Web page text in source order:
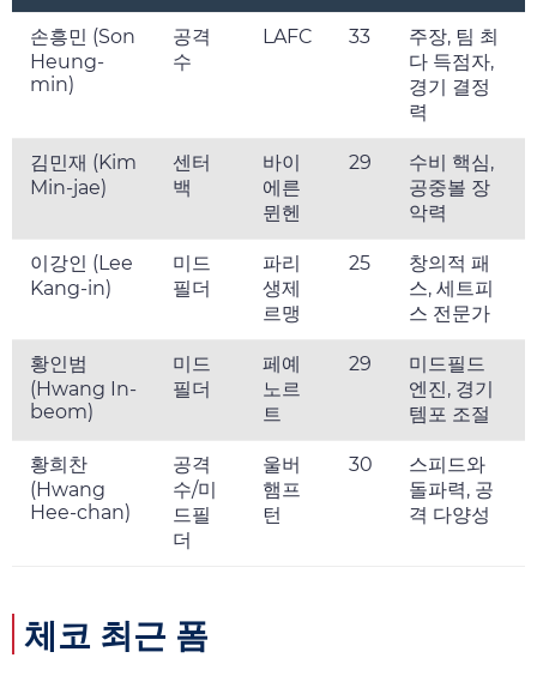
손흥민 (Son
Heung-
min)
공격
수
LAFC 33
주장, 팀 최
다 득점자,
경기 결정
력
김민재 (Kim
Min-jae)
센터
백
바이
에른
뮌헨
29
수비 핵심,
공중볼 장
악력
이강인 (Lee
Kang-in)
미드
필더
파리
생제
르맹
25
창의적 패
스, 세트피
스 전문가
황인범
(Hwang In-
beom)
미드
필더
페예
노르
트
29
미드필드
엔진, 경기
템포 조절
황희찬
(Hwang
Hee-chan)
공격
수/미
드필
더
울버
햄프
턴
30
스피드와
돌파력, 공
격 다양성
체코 최근 폼